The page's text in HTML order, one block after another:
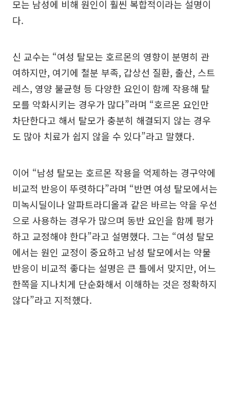
모는 남성에 비해 원인이 훨씬 복합적이라는 설명이
다.
신 교수는 “여성 탈모는 호르몬의 영향이 분명히 관
여하지만, 여기에 철분 부족, 갑상선 질환, 출산, 스트
레스, 영양 불균형 등 다양한 요인이 함께 작용해 탈
모를 악화시키는 경우가 많다”라며 “호르몬 요인만
차단한다고 해서 탈모가 충분히 해결되지 않는 경우
도 많아 치료가 쉽지 않을 수 있다”라고 말했다.
이어 “남성 탈모는 호르몬 작용을 억제하는 경구약에
비교적 반응이 뚜렷하다”라며 “반면 여성 탈모에서는
미녹시딜이나 알파트라디올과 같은 바르는 약을 우선
으로 사용하는 경우가 많으며 동반 요인을 함께 평가
하고 교정해야 한다”라고 설명했다. 그는 “여성 탈모
에서는 원인 교정이 중요하고 남성 탈모에서는 약물
반응이 비교적 좋다는 설명은 큰 틀에서 맞지만, 어느
한쪽을 지나치게 단순화해서 이해하는 것은 정확하지
않다”라고 지적했다.